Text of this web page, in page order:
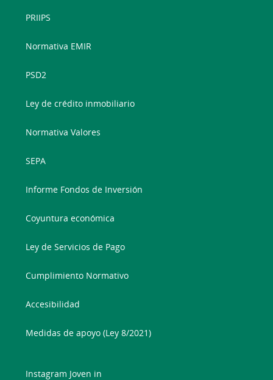
PRIIPS
Normativa EMIR
PSD2
Ley de crédito inmobiliario
Normativa Valores
SEPA
Informe Fondos de Inversión
Coyuntura económica
Ley de Servicios de Pago
Cumplimiento Normativo
Accesibilidad
Medidas de apoyo (Ley 8/2021)
Instagram Joven in